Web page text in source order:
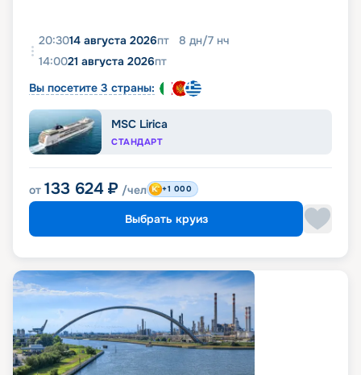
20:3014 августа 2026пт 8 дн/7 нч
14:0021 августа 2026пт
Вы посетите 3 страны:
MSC Lirica
СТАНДАРТ
от 133 624 ₽ /чел +1 000
Выбрать круиз